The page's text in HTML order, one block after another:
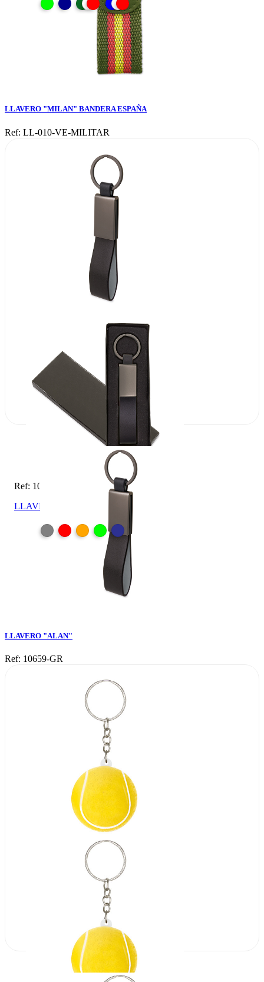
LLAVERO "MILAN" BANDERA ESPAÑA
Ref: LL-010-VE-MILITAR
Ref: 10659-GR
LLAVERO "ALAN"
LLAVERO "ALAN"
Ref: 10659-GR